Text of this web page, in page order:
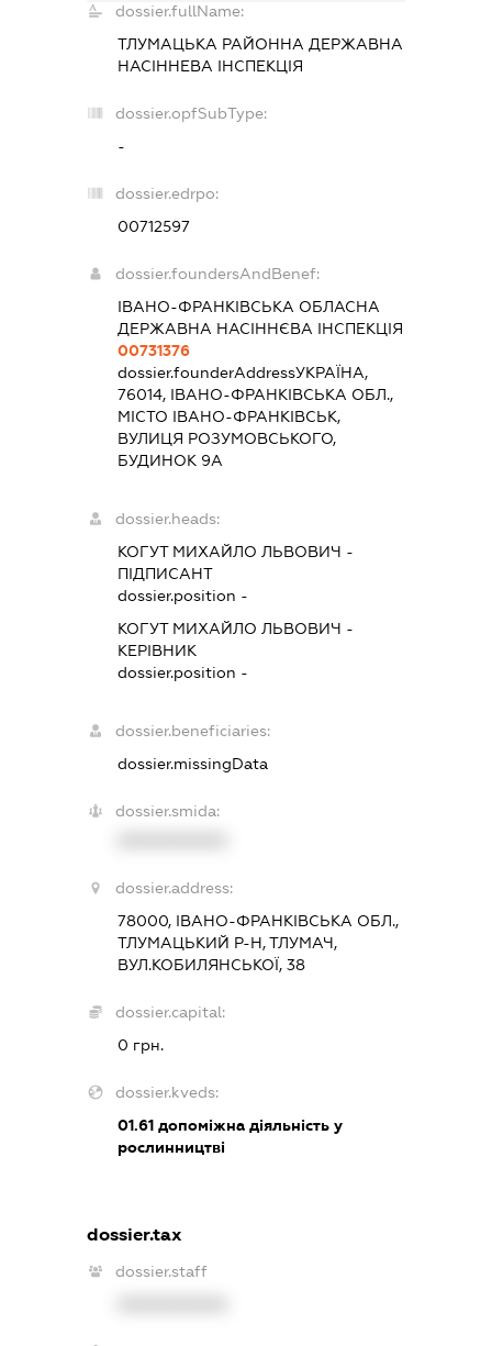
dossier.fullName:
ТЛУМАЦЬКА РАЙОННА ДЕРЖАВНА
НАСІННЕВА ІНСПЕКЦІЯ
dossier.opfSubType:
-
dossier.edrpo:
00712597
dossier.foundersAndBenef:
ІВАНО-ФРАНКІВСЬКА ОБЛАСНА
ДЕРЖАВНА НАСІННЄВА ІНСПЕКЦІЯ
00731376
dossier.founderAddressУКРАЇНА,
76014, ІВАНО-ФРАНКІВСЬКА ОБЛ.,
МІСТО ІВАНО-ФРАНКІВСЬК,
ВУЛИЦЯ РОЗУМОВСЬКОГО,
БУДИНОК 9А
dossier.heads:
КОГУТ МИХАЙЛО ЛЬВОВИЧ -
ПІДПИСАНТ
dossier.position -
КОГУТ МИХАЙЛО ЛЬВОВИЧ -
КЕРІВНИК
dossier.position -
dossier.beneficiaries:
dossier.missingData
dossier.smida:
dossier.address:
78000, ІВАНО-ФРАНКІВСЬКА ОБЛ.,
ТЛУМАЦЬКИЙ Р-Н, ТЛУМАЧ,
ВУЛ.КОБИЛЯНСЬКОЇ, 38
dossier.capital:
0 грн.
dossier.kveds:
01.61допоміжна діяльність у
рослинництві
dossier.tax
dossier.staff